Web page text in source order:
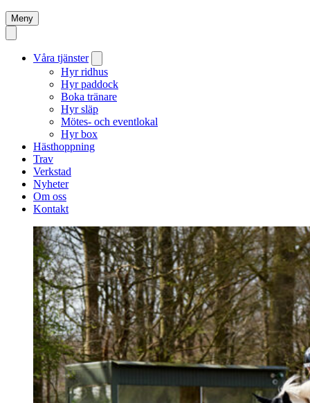
Meny
Våra tjänster
Hyr ridhus
Hyr paddock
Boka tränare
Hyr släp
Mötes- och eventlokal
Hyr box
Hästhoppning
Trav
Verkstad
Nyheter
Om oss
Kontakt